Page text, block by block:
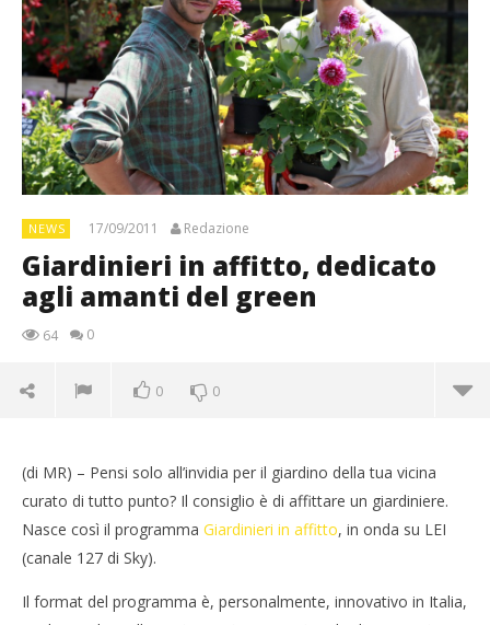
NEWS 17/09/2011 Redazione
Giardinieri in affitto, dedicato
agli amanti del green
64 0
0 0
(di MR) – Pensi solo all’invidia per il giardino della tua vicina
curato di tutto punto? Il consiglio è di affittare un giardiniere.
Nasce così il programma Giardinieri in affitto, in onda su LEI
(canale 127 di Sky).
Il format del programma è, personalmente, innovativo in Italia,